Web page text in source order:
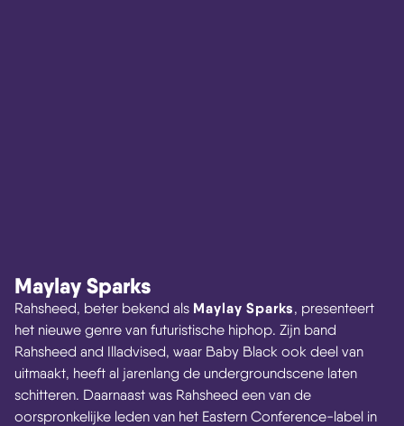
Maylay Sparks
Rahsheed, beter bekend als Maylay Sparks, presenteert
het nieuwe genre van futuristische hiphop. Zijn band
Rahsheed and Illadvised, waar Baby Black ook deel van
uitmaakt, heeft al jarenlang de undergroundscene laten
schitteren. Daarnaast was Rahsheed een van de
oorspronkelijke leden van het Eastern Conference-label in